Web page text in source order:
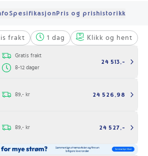
SpesifikasjonPris og prishistorikk
frakt 1 dag Klikk og hent
Gratis frakt
8-12 dager
24 513,-
89,- kr 24 526,98
89,- kr 24 527,-